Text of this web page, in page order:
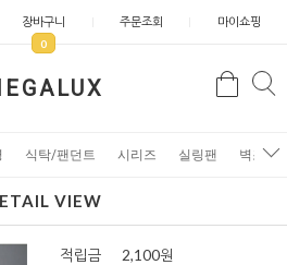
장바구니
0
주문조회 마이쇼핑
검
식탁/팬던트 시리즈 실링팬 벽조명
VIEW
적립금
2,100원